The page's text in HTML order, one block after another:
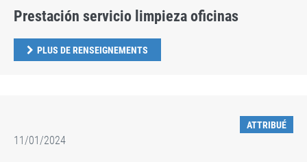
Prestación servicio limpieza oficinas
PLUS DE RENSEIGNEMENTS
ATTRIBUÉ
11/01/2024